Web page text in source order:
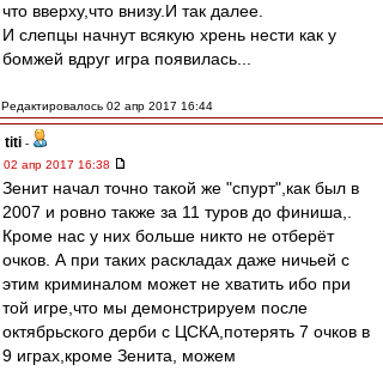
что вверху,что внизу.И так далее.
И слепцы начнут всякую хрень нести как у
бомжей вдруг игра появилась...
Редактировалось 02 апр 2017 16:44
titi -
02 апр 2017 16:38
Зенит начал точно такой же "спурт",как был в
2007 и ровно также за 11 туров до финиша,.
Кроме нас у них больше никто не отберёт
очков. А при таких раскладах даже ничьей с
этим криминалом может не хватить ибо при
той игре,что мы демонстрируем после
октябрьского дерби с ЦСКА,потерять 7 очков в
9 играх,кроме Зенита, можем